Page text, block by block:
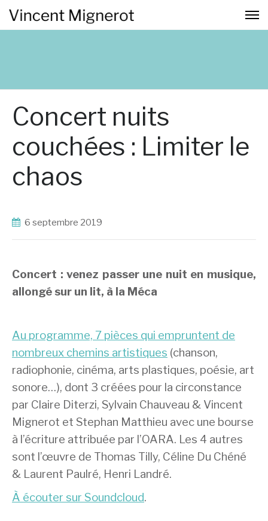
Concert nuits
couchées : Limiter le
chaos
6 septembre 2019
Concert : venez passer une nuit en musique,
allongé sur un lit, à la Méca
Au programme, 7 pièces qui empruntent de
nombreux chemins artistiques (chanson,
radiophonie, cinéma, arts plastiques, poésie, art
sonore…), dont 3 créées pour la circonstance
par Claire Diterzi, Sylvain Chauveau & Vincent
Mignerot et Stephan Matthieu avec une bourse
à l’écriture attribuée par l’OARA. Les 4 autres
sont l’œuvre de Thomas Tilly, Céline Du Chéné
& Laurent Paulré, Henri Landré.
À écouter sur Soundcloud.